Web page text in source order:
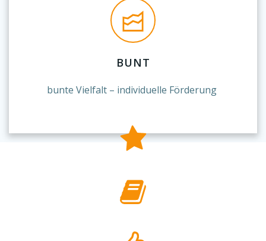
BUNT
bunte Vielfalt – individuelle Förderung